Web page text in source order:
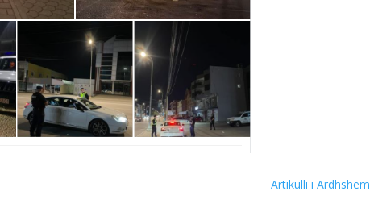
Artikulli i Ardhshëm